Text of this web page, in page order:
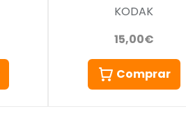
KODAK
15,00€
Comprar